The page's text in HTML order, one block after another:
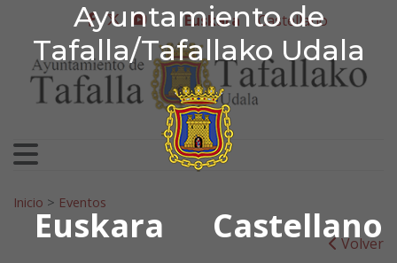
Ayuntamiento de
Tafalla/Tafallako Udala
Euskara Castellano
Ir al contenido
Ayuntamiento de
facebook
twitter
youtube
Euskara Castellano
Bilatu:
Inicio > Eventos
Volver